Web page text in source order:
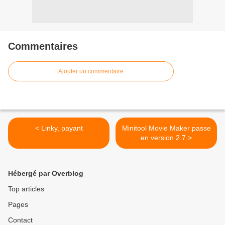
Commentaires
Ajouter un commentaire
< Linky, payant
Minitool Movie Maker passe
en version 2.7 >
Hébergé par Overblog
Top articles
Pages
Contact